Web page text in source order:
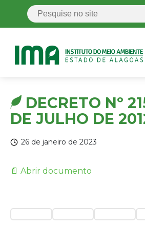
DECRETO Nº
DE JULHO DE
26 de janeiro de 2023
📄 Abrir documento